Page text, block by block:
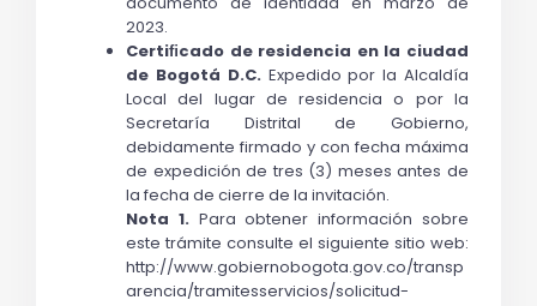
2023.
Certiﬁcado de residencia en la ciudad
de Bogotá D.C. Expedido por la Alcaldía
Local del lugar de residencia o por la
Secretaría Distrital de Gobierno,
debidamente firmado y con fecha máxima
de expedición de tres (3) meses antes de
la fecha de cierre de la invitación.
Nota 1. Para obtener información sobre
este trámite consulte el siguiente sitio web:
http://www.gobiernobogota.gov.co/transp
arencia/tramitesservicios/solicitud-